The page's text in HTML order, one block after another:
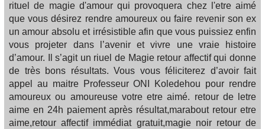
rituel de magie d'amour qui provoquera chez l'etre aimé
que vous désirez rendre amoureux ou faire revenir son ex
un amour absolu et irrésistible afin que vous puissiez enfin
vous projeter dans l’avenir et vivre une vraie histoire
d’amour. Il s’agit un riuel de Magie retour affectif qui donne
de très bons résultats. Vous vous féliciterez d’avoir fait
appel au maitre Professeur ONI Koledehou pour rendre
amoureux ou amoureuse votre etre aimé. retour de letre
aime en 24h paiement après résultat,marabout retour etre
aime,retour affectif immédiat gratuit,magie noir retour de